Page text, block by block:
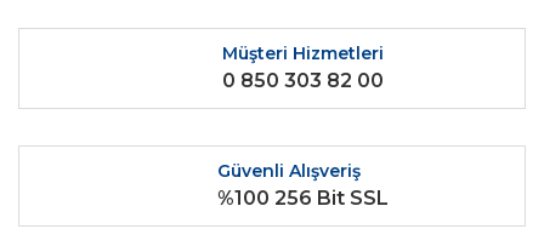
Müşteri Hizmetleri
0 850 303 82 00
Güvenli Alışveriş
%100 256 Bit SSL